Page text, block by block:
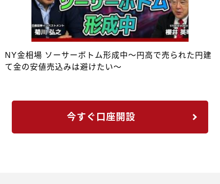
NY金相場 ソーサーボトム形成中～円高で売られた円建
て金の安値売込みは避けたい～
今すぐ口座開設